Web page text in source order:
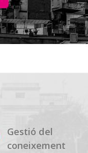
Gestió del
coneixement